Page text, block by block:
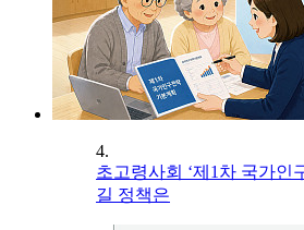
4.
초고령사회 ‘제1차 국가인
길 정책은